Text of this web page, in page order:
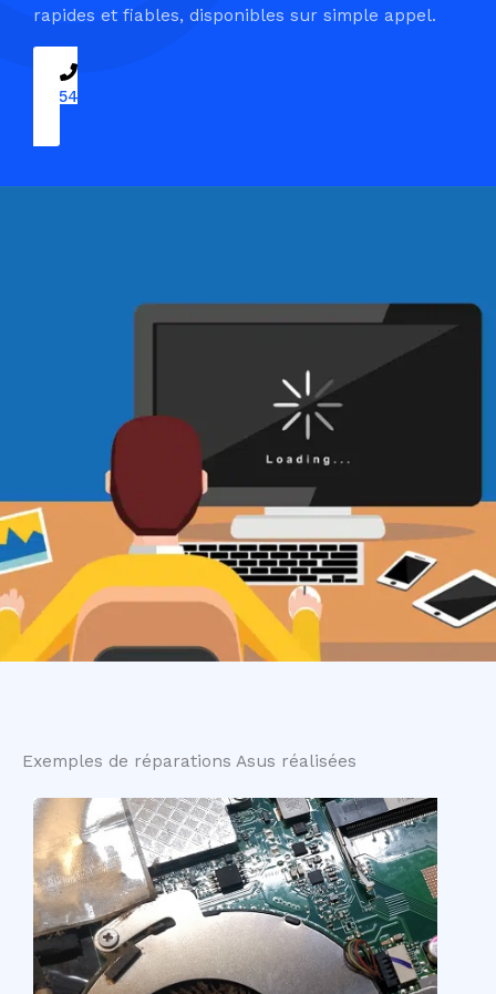
rapides et fiables, disponibles sur simple appel.
09 54 37 04 03
Exemples de réparations Asus réalisées